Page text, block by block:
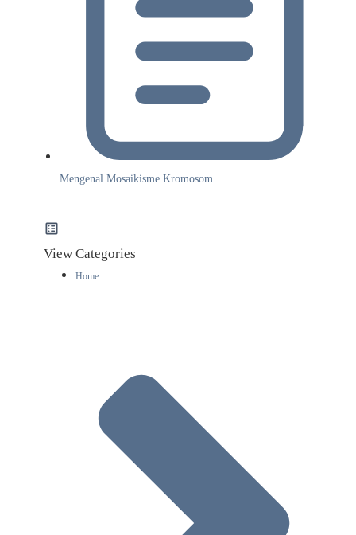
Mengenal Mosaikisme Kromosom
View Categories
Home